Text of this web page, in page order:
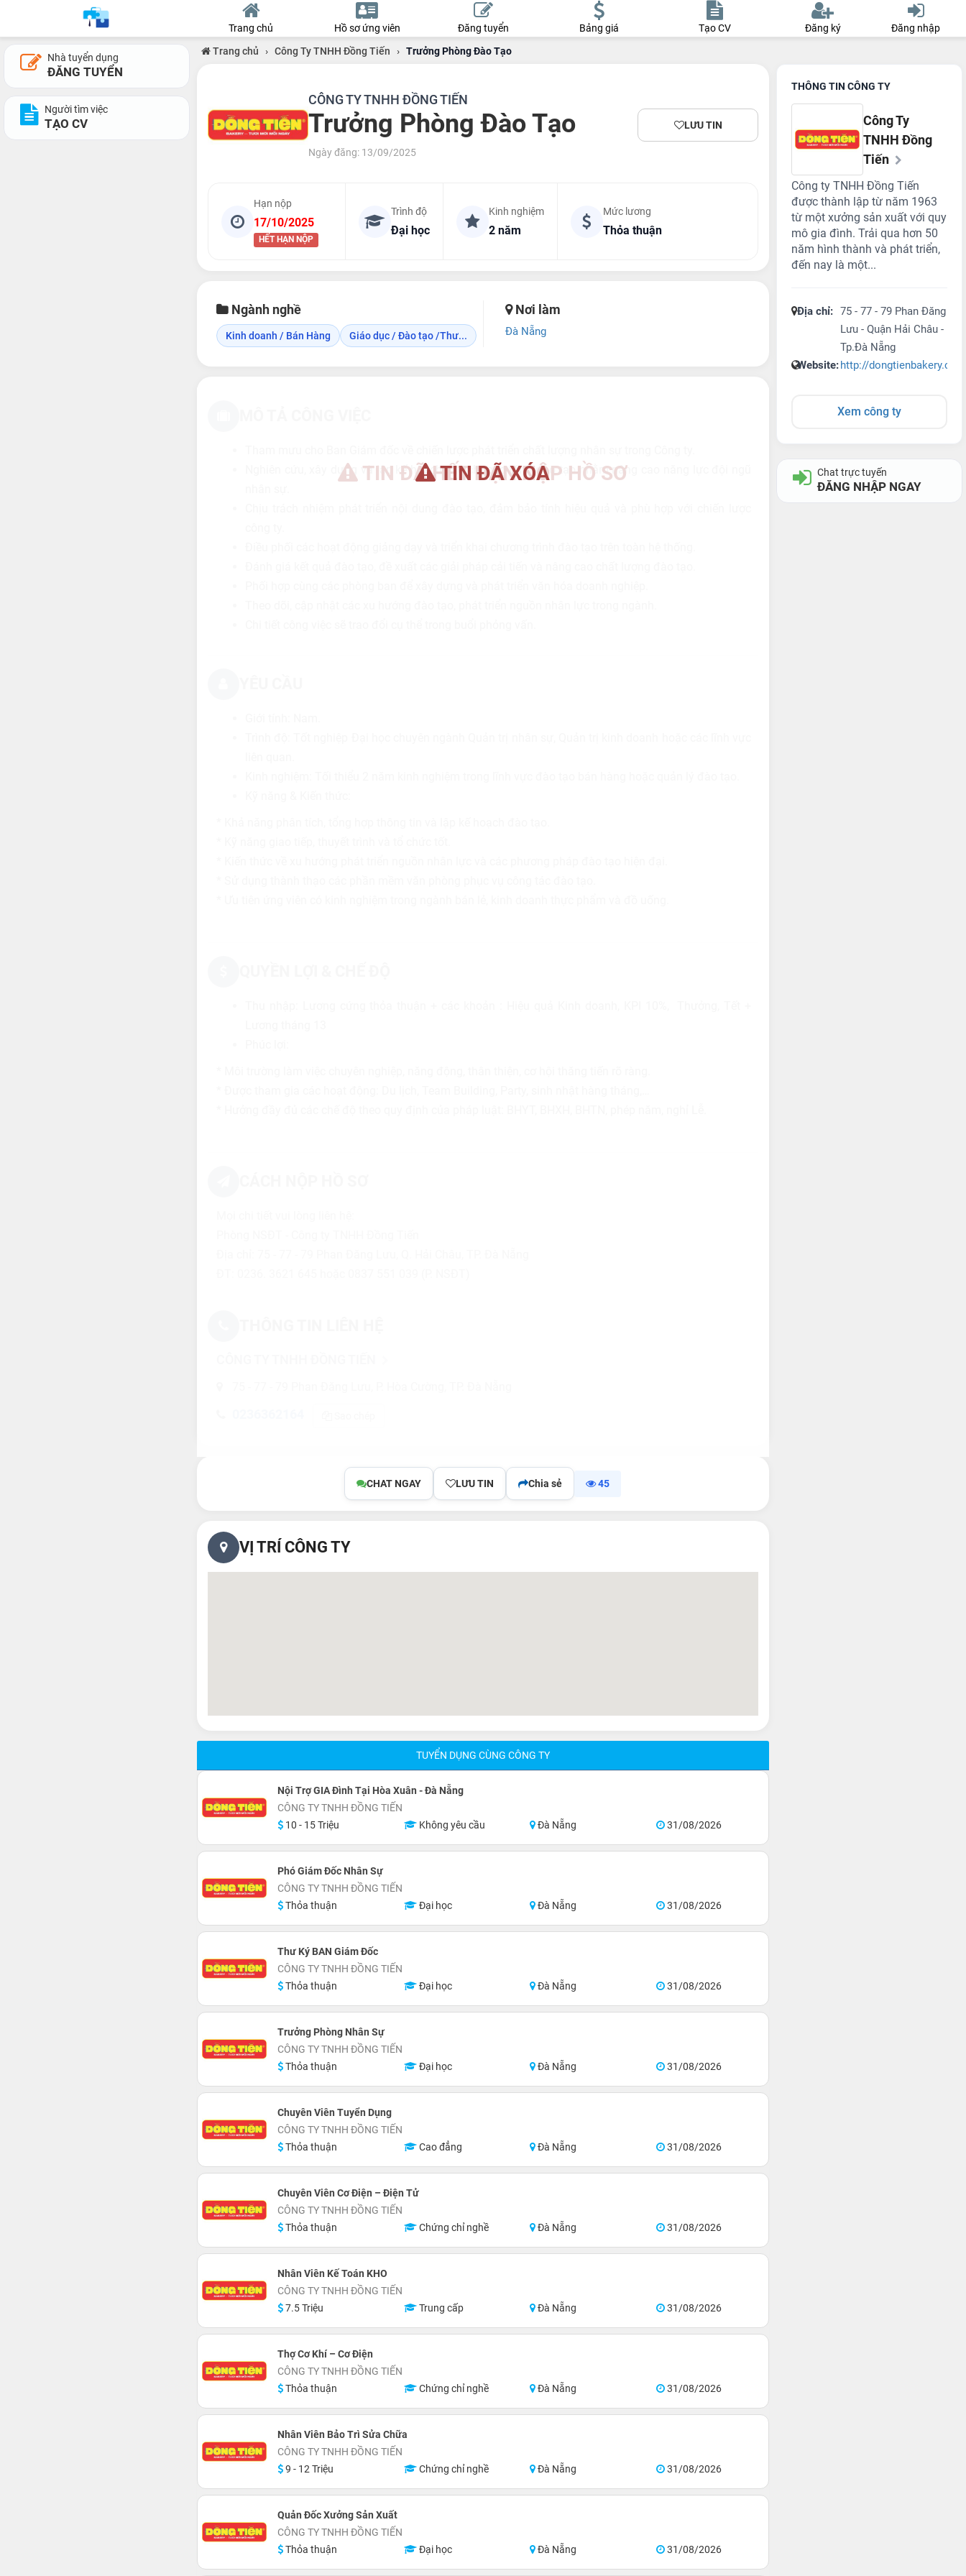
Trang chủ Hồ sơ ứng viên Đăng tuyển Bảng giá Tạo CV Đăng ký Đăng nhập
Nhà tuyển dụng
ĐĂNG TUYỂN
Người tìm việc
TẠO CV
Trang chủ › Công Ty TNHH Đồng Tiến › Trưởng Phòng Đào Tạo
CÔNG TY TNHH ĐỒNG TIẾN
Trưởng Phòng Đào Tạo
Ngày đăng: 13/09/2025
LƯU TIN
Hạn nộp
17/10/2025
HẾT HẠN NỘP
Trình độ
Đại học
Kinh nghiệm
2 năm
Mức lương
Thỏa thuận
Ngành nghề
Kinh doanh / Bán Hàng Giáo dục / Đào tạo /Thư...
Nơi làm
Đà Nẵng
TIN ĐÃ HẾT HẠN NỘP HỒ SƠ
TIN ĐÃ XÓA
Nghiên cứu, xây dựng và lập kế hoạch các chương trình đào tạo nhằm nâng cao năng lực đội ngũ
CHAT NGAY LƯU TIN Chia sẻ 45
VỊ TRÍ CÔNG TY
TUYỂN DỤNG CÙNG CÔNG TY
Nội Trợ GIA Đình Tại Hòa Xuân - Đà Nẵng
CÔNG TY TNHH ĐỒNG TIẾN
10 - 15 Triệu
Không yêu cầu Đà Nẵng 31/08/2026
Phó Giám Đốc Nhân Sự
CÔNG TY TNHH ĐỒNG TIẾN
Thỏa thuận
Đại học Đà Nẵng 31/08/2026
Thư Ký BAN Giám Đốc
CÔNG TY TNHH ĐỒNG TIẾN
Thỏa thuận
Đại học Đà Nẵng 31/08/2026
Trưởng Phòng Nhân Sự
CÔNG TY TNHH ĐỒNG TIẾN
Thỏa thuận
Đại học Đà Nẵng 31/08/2026
Chuyên Viên Tuyển Dụng
CÔNG TY TNHH ĐỒNG TIẾN
Thỏa thuận
Cao đẳng Đà Nẵng 31/08/2026
Chuyên Viên Cơ Điện – Điện Tử
CÔNG TY TNHH ĐỒNG TIẾN
Thỏa thuận
Chứng chỉ nghề Đà Nẵng 31/08/2026
Nhân Viên Kế Toán KHO
CÔNG TY TNHH ĐỒNG TIẾN
7.5 Triệu
Trung cấp Đà Nẵng 31/08/2026
Thợ Cơ Khí – Cơ Điện
CÔNG TY TNHH ĐỒNG TIẾN
Thỏa thuận
Chứng chỉ nghề Đà Nẵng 31/08/2026
Nhân Viên Bảo Trì Sửa Chữa
CÔNG TY TNHH ĐỒNG TIẾN
9 - 12 Triệu
Chứng chỉ nghề Đà Nẵng 31/08/2026
Quản Đốc Xưởng Sản Xuất
CÔNG TY TNHH ĐỒNG TIẾN
Thỏa thuận
Đại học Đà Nẵng 31/08/2026
THÔNG TIN CÔNG TY
Công Ty
TNHH Đồng
Tiến
Công ty TNHH Đồng Tiến
được thành lập từ năm 1963
từ một xưởng sản xuất với quy
mô gia đình. Trải qua hơn 50
năm hình thành và phát triển,
đến nay là một...
Địa chỉ: 75 - 77 - 79 Phan Đăng
Lưu - Quận Hải Châu -
Tp.Đà Nẵng
Website:http://dongtienbakery.com
Xem công ty
Chat trực tuyến
ĐĂNG NHẬP NGAY